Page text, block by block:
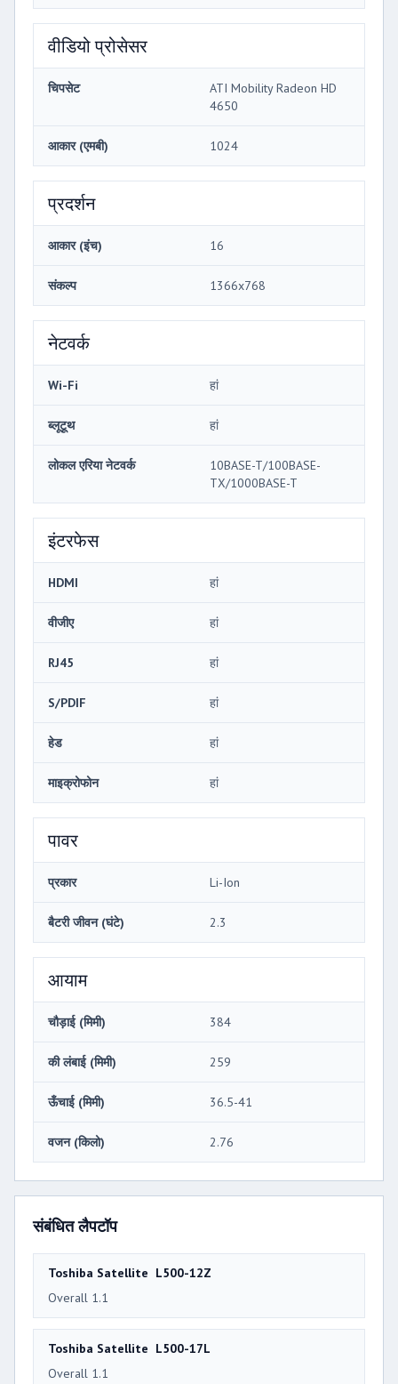
वीडियो प्रोसेसर
चिपसेट
ATI Mobility Radeon HD
4650
आकार (एमबी) 1024
प्रदर्शन
आकार (इंच) 16
संकल्प 1366x768
नेटवर्क
Wi-Fi हां
ब्लूटूथ हां
लोकल एरिया नेटवर्क
10BASE-T/100BASE-
TX/1000BASE-T
इंटरफेस
HDMI हां
वीजीए हां
RJ45 हां
S/PDIF हां
हेड हां
माइक्रोफोन हां
पावर
प्रकार Li-Ion
बैटरी जीवन (घंटे) 2.3
आयाम
चौड़ाई (मिमी) 384
की लंबाई (मिमी) 259
ऊँचाई (मिमी) 36.5-41
वजन (किलो) 2.76
संबंधित लैपटॉप
Toshiba Satellite L500-12Z
Overall 1.1
Toshiba Satellite L500-17L
Overall 1.1